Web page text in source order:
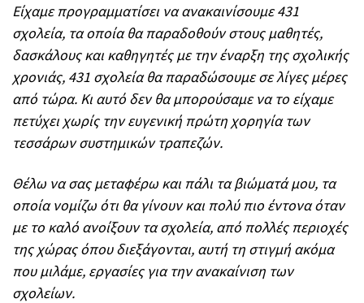
Είχαμε προγραμματίσει να ανακαινίσουμε 431
σχολεία, τα οποία θα παραδοθούν στους μαθητές,
δασκάλους και καθηγητές με την έναρξη της σχολικής
χρονιάς, 431 σχολεία θα παραδώσουμε σε λίγες μέρες
από τώρα. Κι αυτό δεν θα μπορούσαμε να το είχαμε
πετύχει χωρίς την ευγενική πρώτη χορηγία των
τεσσάρων συστημικών τραπεζών.
Θέλω να σας μεταφέρω και πάλι τα βιώματά μου, τα
οποία νομίζω ότι θα γίνουν και πολύ πιο έντονα όταν
με το καλό ανοίξουν τα σχολεία, από πολλές περιοχές
της χώρας όπου διεξάγονται, αυτή τη στιγμή ακόμα
που μιλάμε, εργασίες για την ανακαίνιση των
σχολείων.